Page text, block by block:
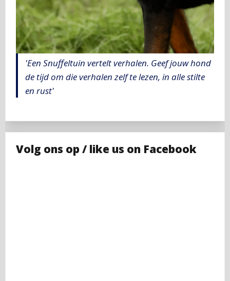
'Een Snuffeltuin vertelt verhalen. Geef jouw hond
de tijd om die verhalen zelf te lezen, in alle stilte
en rust'
Volg ons op / like us on Facebook